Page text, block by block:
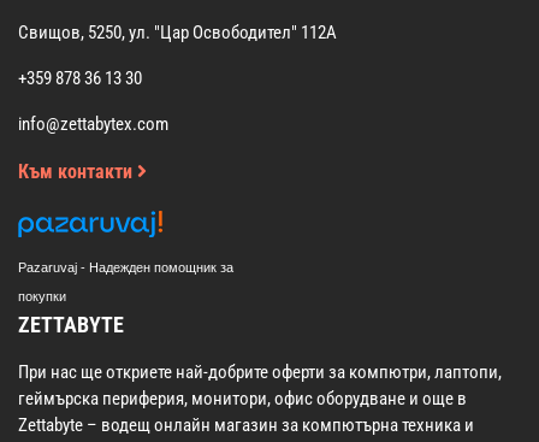
Свищов, 5250, ул. "Цар Освободител" 112А
+359 878 36 13 30
info@zettabytex.com
Към контакти
Pazaruvaj - Надежден помощник за
покупки
ZETTABYTE
При нас ще откриете най-добрите оферти за компютри, лаптопи,
геймърска периферия, монитори, офис оборудване и още в
Zettabyte – водещ онлайн магазин за компютърна техника и